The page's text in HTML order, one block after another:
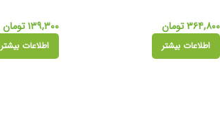
۳۶۴,۸۰۰تومان
اطلاعات بیشتر
۱۳۹,۳۰۰تومان
اطلاعات بیشتر